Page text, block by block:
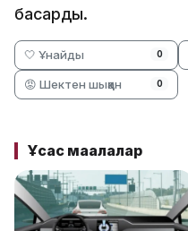
басқарды.
🤍 Ұнайды 0
😡 Шектен шыққан 0
Ұқсас мақалалар